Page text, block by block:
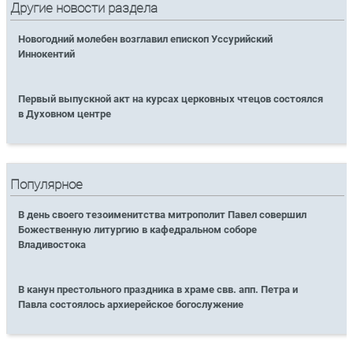
Другие новости раздела
Новогодний молебен возглавил епископ Уссурийский
Иннокентий
Первый выпускной акт на курсах церковных чтецов состоялся
в Духовном центре
Популярное
В день своего тезоименитства митрополит Павел совершил
Божественную литургию в кафедральном соборе
Владивостока
В канун престольного праздника в храме свв. апп. Петра и
Павла состоялось архиерейское богослужение